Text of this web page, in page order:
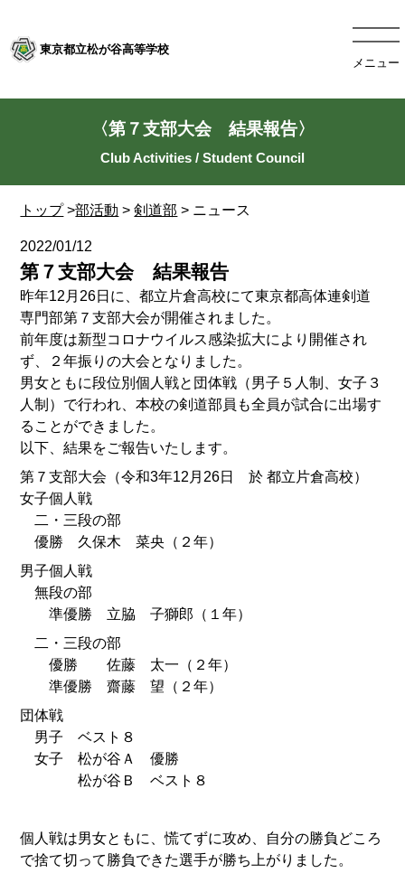
東京都立松が谷高等学校
メニュー
トップ>部活動 >剣道部 > ニュース
〈第７支部大会 結果報告〉
2022/01/12
第７支部大会 結果報告
昨年12月26日に、都立片倉高校にて東京都高体連剣道
専門部第７支部大会が開催されました。
前年度は新型コロナウイルス感染拡大により開催され
ず、２年振りの大会となりました。
男女ともに段位別個人戦と団体戦（男子５人制、女子３
人制）で行われ、本校の剣道部員も全員が試合に出場す
ることができました。
以下、結果をご報告いたします。
第７支部大会（令和3年12月26日 於 都立片倉高校）
女子個人戦
二・三段の部
優勝 久保木 菜央（２年）
男子個人戦
無段の部
準優勝 立脇 子獅郎（１年）
二・三段の部
優勝 佐藤 太一（２年）
準優勝 齋藤 望（２年）
団体戦
男子 ベスト８
女子 松が谷Ａ 優勝
松が谷Ｂ ベスト８
個人戦は男女ともに、慌てずに攻め、自分の勝負どころ
で捨て切って勝負できた選手が勝ち上がりました。